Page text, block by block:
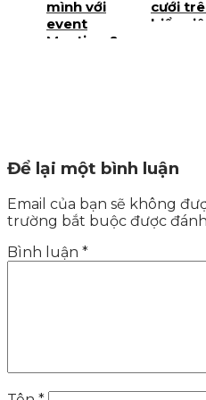
mình với
event
Meeting &
cưới
biển siêu
Để lại một bình luận
Email của bạn sẽ không
trường bắt buộc được
Bình luận *